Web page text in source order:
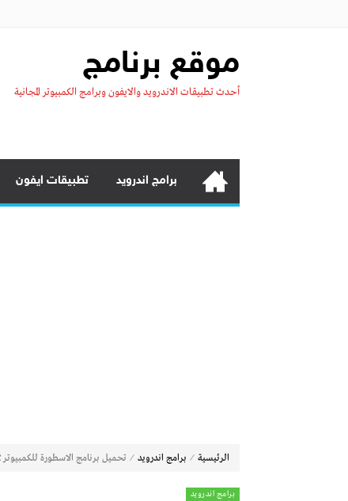
موقع برنامج
أحدث تطبيقات الاندرويد والايفون وبرامج الكمبيوتر المجانية
برامج اندرويد تطبيقات ايفون
الرئيسية ⁄ برامج اندرويد ⁄ تحميل برنامج الاسطورة للكمبيوتر Ostora TV PC اخر اصدار 2026
برامج اندرويد